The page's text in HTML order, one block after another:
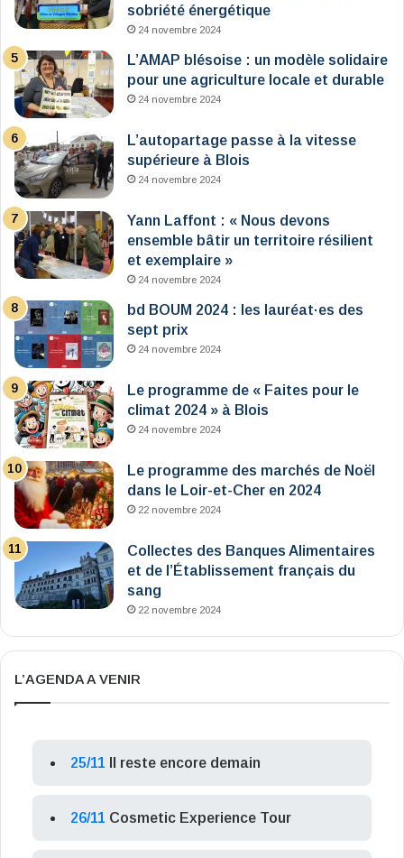
sobriété énergétique
24 novembre 2024
L’AMAP blésoise : un modèle solidaire
pour une agriculture locale et durable
24 novembre 2024
L’autopartage passe à la vitesse
supérieure à Blois
24 novembre 2024
Yann Laffont : « Nous devons
ensemble bâtir un territoire résilient
et exemplaire »
24 novembre 2024
bd BOUM 2024 : les lauréat·es des
sept prix
24 novembre 2024
Le programme de « Faites pour le
climat 2024 » à Blois
24 novembre 2024
Le programme des marchés de Noël
dans le Loir-et-Cher en 2024
22 novembre 2024
Collectes des Banques Alimentaires
et de l’Établissement français du
sang
22 novembre 2024
L’AGENDA A VENIR
25/11 Il reste encore demain
26/11 Cosmetic Experience Tour